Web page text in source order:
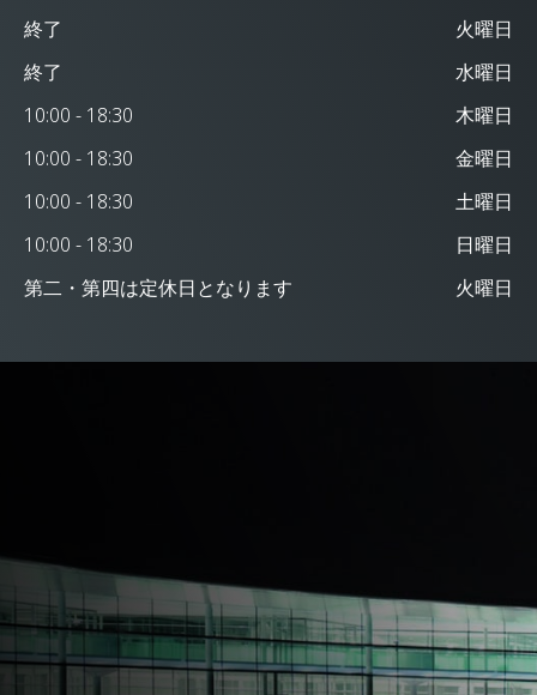
終了
火曜日
終了
水曜日
10:00 - 18:30
木曜日
10:00 - 18:30
金曜日
10:00 - 18:30
土曜日
10:00 - 18:30
日曜日
第二・第四は定休日となります
火曜日